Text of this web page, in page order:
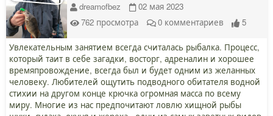
dreamofbez
02 мая 2023
762 просмотра 0 комментариев 5
Увлекательным занятием всегда считалась рыбалка. Процесс,
который таит в себе загадки, восторг, адреналин и хорошее
времяпровождение, всегда был и будет одним из желанных
человеку. Любителей ощутить подводного обитателя водной
стихии на другом конце крючка огромная масса по всему
миру. Многие из нас предпочитают ловлю хищной рыбы